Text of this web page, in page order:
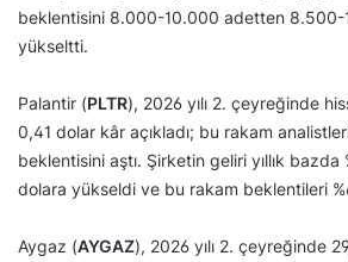
beklentisini 8.000-10.000 adetten
yükseltti.
Palantir (PLTR), 2026 yılı 2. çeyreğinde
0,41 dolar kâr açıkladı; bu rakam
beklentisini aştı. Şirketin geliri yıllık bazda
dolara yükseldi ve bu rakam beklentileri
Aygaz (AYGAZ), 2026 yılı 2. çeyreğinde